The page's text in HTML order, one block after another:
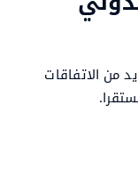
من الاتفاقات